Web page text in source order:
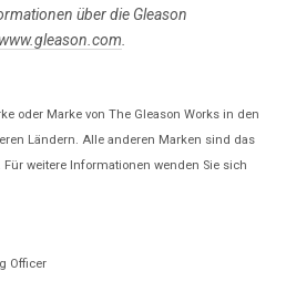
über die Gleason
www.gleason.com.
oder Marke von The Gleason Works in den
Ländern. Alle anderen Marken sind das
weitere Informationen wenden Sie sich
Officer